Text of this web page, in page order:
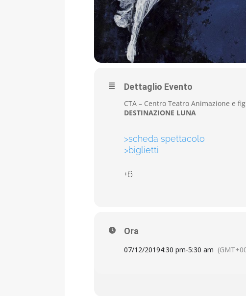
Dettaglio Evento
CTA – Centro Teatro Animazione e
DESTINAZIONE LUNA
>scheda spettacolo
>biglietti
+6
Ora
07/12/20194:30 pm-5:30 am